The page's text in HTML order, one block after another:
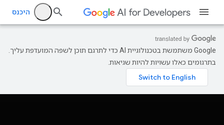
היכנס
‫Google משתמשת בטכנולוגיית AI כדי לתרגם תוכן לשפה המועדפת עליך.
בתרגומים כאלו עשויות להיות שגיאות.